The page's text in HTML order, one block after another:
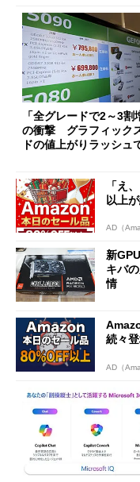
「全グレードで2～3割
の衝撃 グラフィック
ドの値上がりラッシュ
「え
以上
AD（
新
キバ
情
続々
AD（